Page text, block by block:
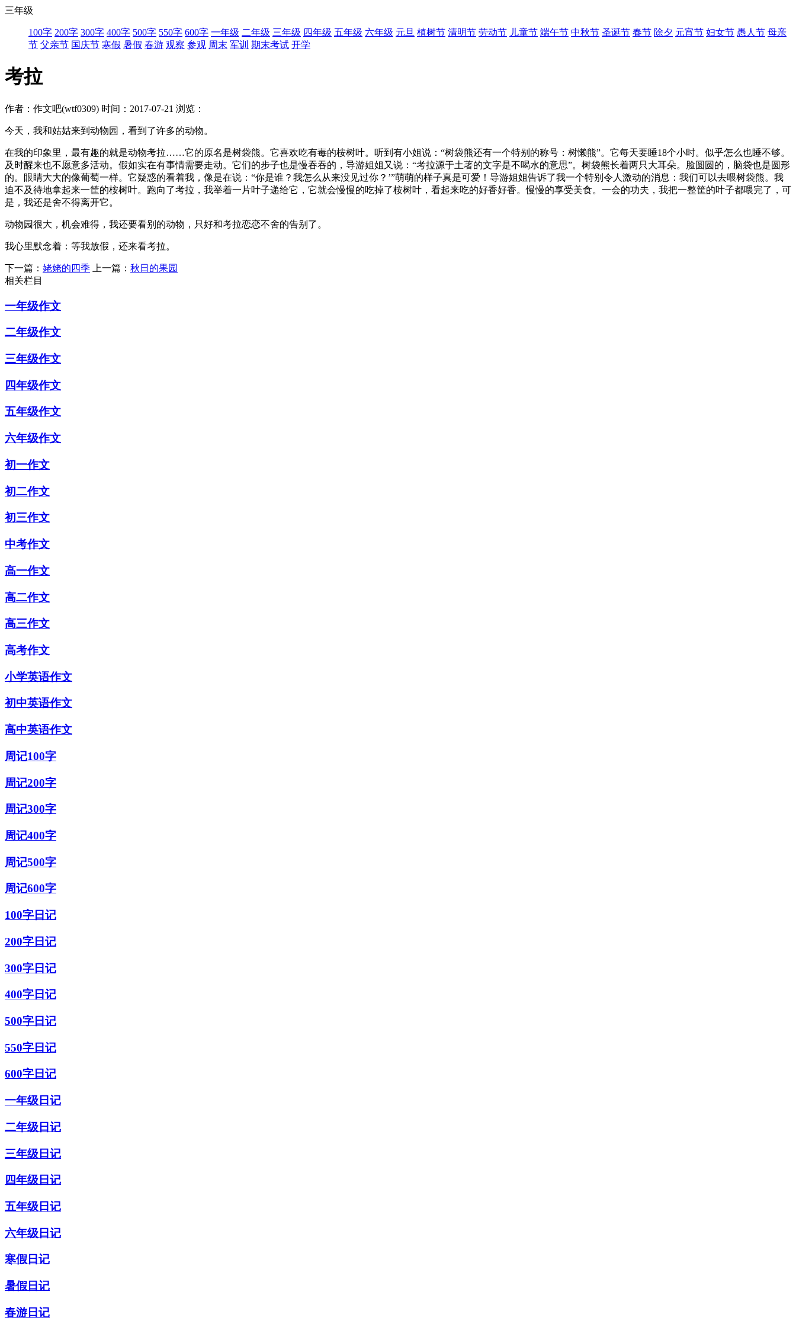
三年级
100字 200字 300字 400字 500字 550字 600字 一年级 二年级 三年级 四年级 五年级 六年级 元旦 植树节 清明节 劳动节 儿童节 端午节 中秋节 圣诞节 春节 除夕 元宵节 妇女节 愚人节 母亲
节 父亲节 国庆节 寒假 暑假 春游 观察 参观 周末 军训 期末考试 开学
考拉
作者：作文吧(wtf0309) 时间：2017-07-21 浏览：
今天，我和姑姑来到动物园，看到了许多的动物。
在我的印象里，最有趣的就是动物考拉……它的原名是树袋熊。它喜欢吃有毒的桉树叶。听到有小姐说：“树袋熊还有一个特别的称号：树懒熊”。它每天要睡18个小时。似乎怎么也睡不够。
及时醒来也不愿意多活动。假如实在有事情需要走动。它们的步子也是慢吞吞的，导游姐姐又说：“考拉源于土著的文字是不喝水的意思”。树袋熊长着两只大耳朵。脸圆圆的，脑袋也是圆形
的。眼睛大大的像葡萄一样。它疑惑的看着我，像是在说：“你是谁？我怎么从来没见过你？’”萌萌的样子真是可爱！导游姐姐告诉了我一个特别令人激动的消息：我们可以去喂树袋熊。我
迫不及待地拿起来一筐的桉树叶。跑向了考拉，我举着一片叶子递给它，它就会慢慢的吃掉了桉树叶，看起来吃的好香好香。慢慢的享受美食。一会的功夫，我把一整筐的叶子都喂完了，可
是，我还是舍不得离开它。
动物园很大，机会难得，我还要看别的动物，只好和考拉恋恋不舍的告别了。
我心里默念着：等我放假，还来看考拉。
下一篇： 姥姥的四季 上一篇： 秋日的果园
相关栏目
一年级作文
二年级作文
三年级作文
四年级作文
五年级作文
六年级作文
初一作文
初二作文
初三作文
中考作文
高一作文
高二作文
高三作文
高考作文
小学英语作文
初中英语作文
高中英语作文
周记100字
周记200字
周记300字
周记400字
周记500字
周记600字
100字日记
200字日记
300字日记
400字日记
500字日记
550字日记
600字日记
一年级日记
二年级日记
三年级日记
四年级日记
五年级日记
六年级日记
寒假日记
暑假日记
春游日记